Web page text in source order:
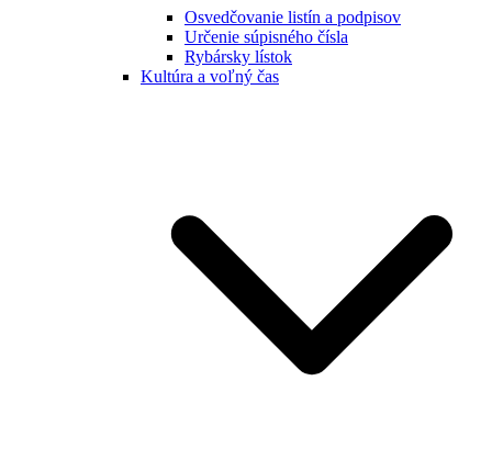
Osvedčovanie listín a podpisov
Určenie súpisného čísla
Rybársky lístok
Kultúra a voľný čas